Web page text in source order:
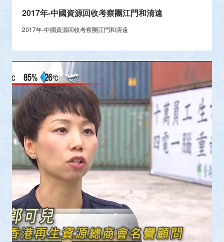
2017年-中國資源回收考察團江門和清遠
2017年-中國資源回收考察團江門和清遠